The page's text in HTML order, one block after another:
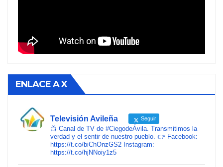
ENLACE A X
Televisión Avileña Seguir
📺 Canal de TV de #CiegodeÁvila. Transmitimos la
verdad y el sentir de nuestro pueblo. 👉 Facebook:
https://t.co/biChOnzGS2 Instagram:
https://t.co/hjNNoiy1z5